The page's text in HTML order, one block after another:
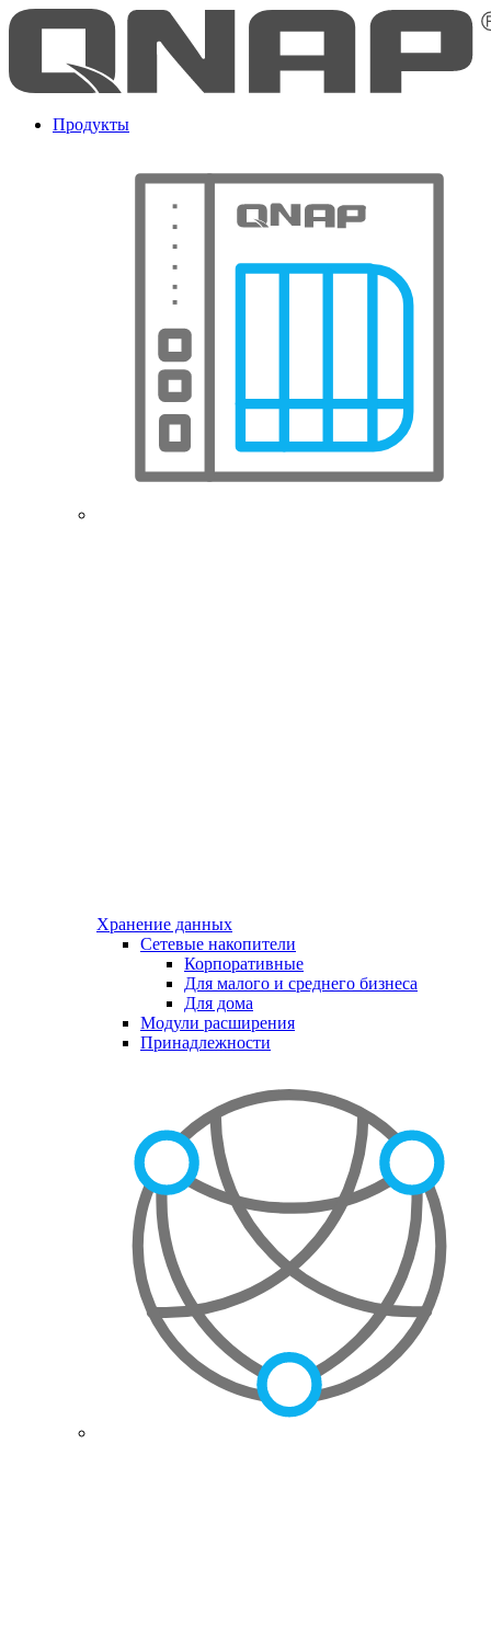
Продукты
Хранение данных
Сетевые накопители
Корпоративные
Для малого и среднего бизнеса
Для дома
Модули расширения
Принадлежности